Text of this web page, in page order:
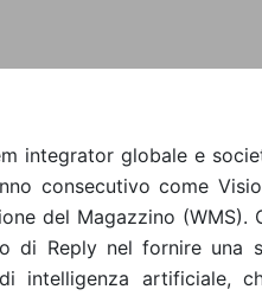
integrator globale e
consecutivo come
del Magazzino (WMS).
di Reply nel fornire una
intelligenza artificiale,